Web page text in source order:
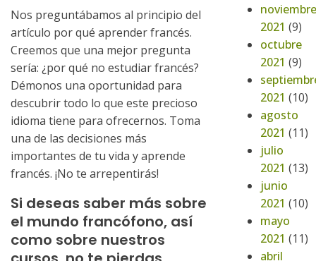
Nos preguntábamos al principio del
artículo por qué aprender francés.
Creemos que una mejor pregunta
sería: ¿por qué no estudiar francés?
Démonos una oportunidad para
descubrir todo lo que este precioso
idioma tiene para ofrecernos. Toma
una de las decisiones más
importantes de tu vida y aprende
francés. ¡No te arrepentirás!
Si deseas saber más sobre
el mundo francófono, así
como sobre nuestros
noviembre
2021 (9)
octubre
2021 (9)
2021 (10)
agosto
2021 (11)
julio
2021 (13)
junio
2021 (10)
mayo
2021 (11)
abril